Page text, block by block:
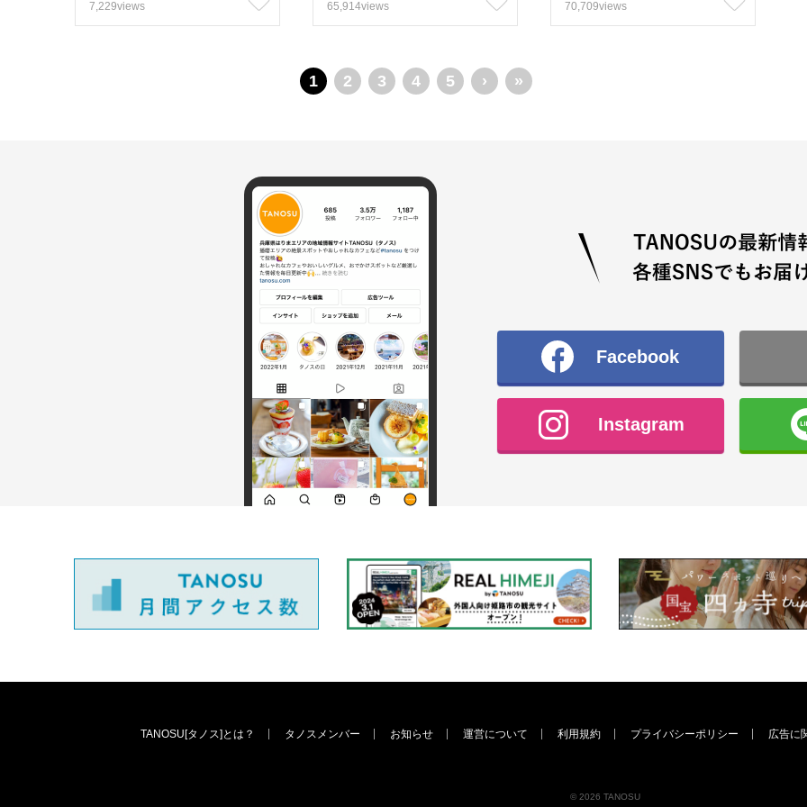
7,229views 65,914views 70,709views
1 2 3 4 5 › »
Facebook
Instagram
TANOSU[タノス]とは？ タノスメンバー お知らせ 運営について 利用規約 プライバシーポリシー 広告に
© 2026 TANOSU